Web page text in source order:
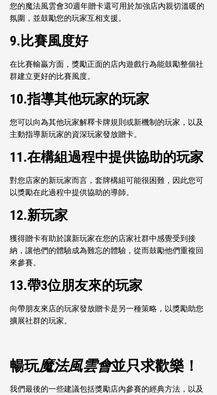
您的魔法風雲會30週年贈卡還可用於加強店內親切溫暖的
氛圍，並鼓勵您的玩家互相支援。
9.比賽風度好
在比賽輸贏方面，獎勵正面的店內遊戲行為能鼓勵整個社
群建立更好的比賽風度。
10.指導其他玩家的玩家
您可以向為其他玩家解釋卡牌規則或新機制的玩家，以及
主動指導新玩家的資深玩家發放贈卡。
11.在構組過程中提供協助的玩家
對您店家的新玩家而言，套牌構組可能很困難，因此您可
以獎勵在此過程中提供協助的導師。
12.新玩家
獲得贈卡有助於讓新玩家在您的店家社群中感覺受到接
納，讓他們的體驗成為難忘的體驗，從而鼓勵他們重複回
來參賽。
13.帶3位朋友來的玩家
向帶朋友來店的玩家發放贈卡是另一種策略，以獎勵助您
擴展社群的玩家。
暢玩魔法風雲會並只求歡樂！
我們最後的一些建議包括獎勵店內參賽的經典方法，以及